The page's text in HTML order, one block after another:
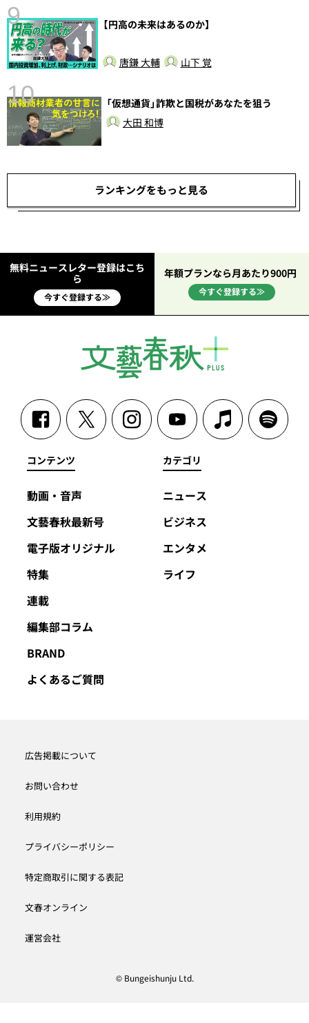
9 【円高の未来はあるのか】
唐鎌 大輔 山下 覚
10
「仮想通貨」詐欺と国税があなたを狙う
大田 和博
ランキングをもっと見る
無料ニュースレター登録はこち
ら
今すぐ登録する≫
年額プランなら月あたり900円
今すぐ登録する≫
コンテンツ
動画・音声
文藝春秋最新号
電子版オリジナル
特集
連載
編集部コラム
BRAND
よくあるご質問
カテゴリ
ニュース
ビジネス
エンタメ
ライフ
広告掲載について
お問い合わせ
利用規約
プライバシーポリシー
特定商取引に関する表記
文春オンライン
運営会社
© Bungeishunju Ltd.